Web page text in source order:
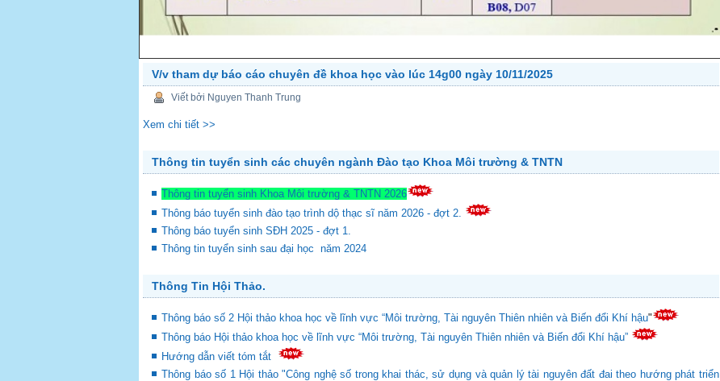
V/v tham dự báo cáo chuyên đề khoa học vào lúc 14g00 ngày 10/11/2025
Viết bởi Nguyen Thanh Trung
Xem chi tiết >>
Thông tin tuyển sinh các chuyên ngành Đào tạo Khoa Môi trường & TNTN
Thông tin tuyển sinh Khoa Môi trường & TNTN 2026
Thông báo tuyển sinh đào tạo trình dộ thạc sĩ năm 2026 - đợt 2.
Thông báo tuyển sinh SĐH 2025 - đợt 1.
Thông tin tuyển sinh sau đại học năm 2024
Thông Tin Hội Thảo.
Thông báo số 2 Hội thảo khoa học về lĩnh vực “Môi trường, Tài nguyên Thiên nhiên và Biến đổi Khí hậu"
Thông báo Hội thảo khoa học về lĩnh vực “Môi trường, Tài nguyên Thiên nhiên và Biến đổi Khí hậu”
Hướng dẫn viết tóm tắt
Thông báo số 1 Hội thảo "Công nghệ số trong khai thác, sử dụng và quản lý tài nguyên đất đai theo hướng phát triển